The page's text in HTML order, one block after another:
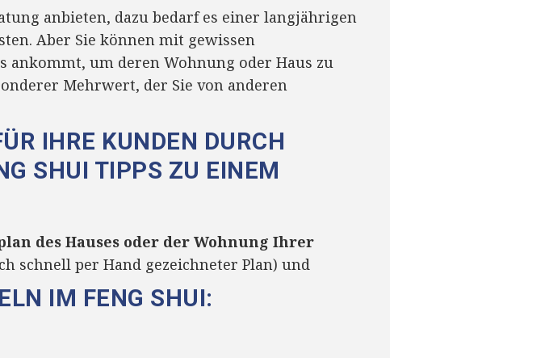
anbieten, dazu bedarf es einer langjährigen
Aber Sie können mit gewissen
ankommt, um deren Wohnung oder Haus zu
Mehrwert, der Sie von anderen
IHRE KUNDEN DURCH
SHUI TIPPS ZU EINEM
des Hauses oder der Wohnung Ihrer
schnell per Hand gezeichneter Plan) und
IM FENG SHUI: